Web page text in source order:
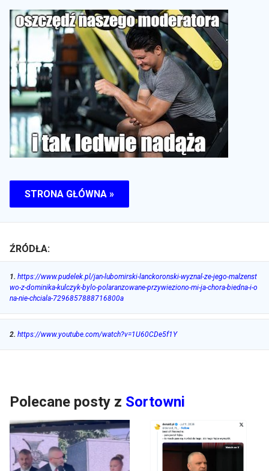
STRONA GŁÓWNA »
ŹRÓDŁA:
1. https://www.pudelek.pl/jan-lubomirski-lanckoronski-wyznal-ze-jego-malzenst
wo-z-dominika-kulczyk-bylo-polaranzowane-przywieziono-mi-ja-chora-biedna-i-o
na-nie-chciala-7296857888716800a
2. https://www.youtube.com/watch?v=1U60CDe5f1Y
Polecane posty z Sortowni